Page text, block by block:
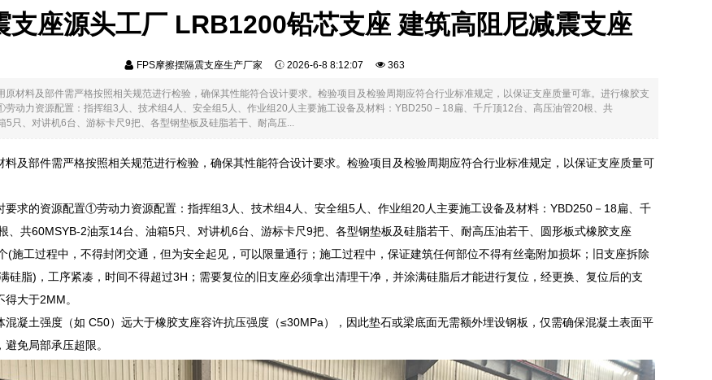
支座源头工厂 LRB1200铅芯支座 建筑高阻尼减震支座
FPS摩擦摆隔震支座生产厂家 2026-6-8 8:12:07 363
原材料及部件需严格按照相关规范进行检验，确保其性能符合设计要求。检验项目及检验周期应符合行业标准规定，以保证支座质量可靠。进行橡胶支
动力资源配置：指挥组3人、技术组4人、安全组5人、作业组20人主要施工设备及材料：YBD250－18扁、千斤顶12台、高压油管20根、共
5只、对讲机6台、游标卡尺9把、各型钢垫板及硅脂若干、耐高压...
料及部件需严格按照相关规范进行检验，确保其性能符合设计要求。检验项目及检验周期应符合行业标准规定，以保证支座质量可
要求的资源配置①劳动力资源配置：指挥组3人、技术组4人、安全组5人、作业组20人主要施工设备及材料：YBD250－18扁、千
、共60MSYB-2油泵14台、油箱5只、对讲机6台、游标卡尺9把、各型钢垫板及硅脂若干、耐高压油若干、圆形板式橡胶支座
(施工过程中，不得封闭交通，但为安全起见，可以限量通行；施工过程中，保证建筑任何部位不得有丝毫附加损坏；旧支座拆除
硅脂)，工序紧凑，时间不得超过3H；需要复位的旧支座必须拿出清理干净，并涂满硅脂后才能进行复位，经更换、复位后的支
大于2MM。
混凝土强度（如 C50）远大于橡胶支座容许抗压强度（≤30MPa），因此垫石或梁底面无需额外埋设钢板，仅需确保混凝土表面平
免局部承压超限。